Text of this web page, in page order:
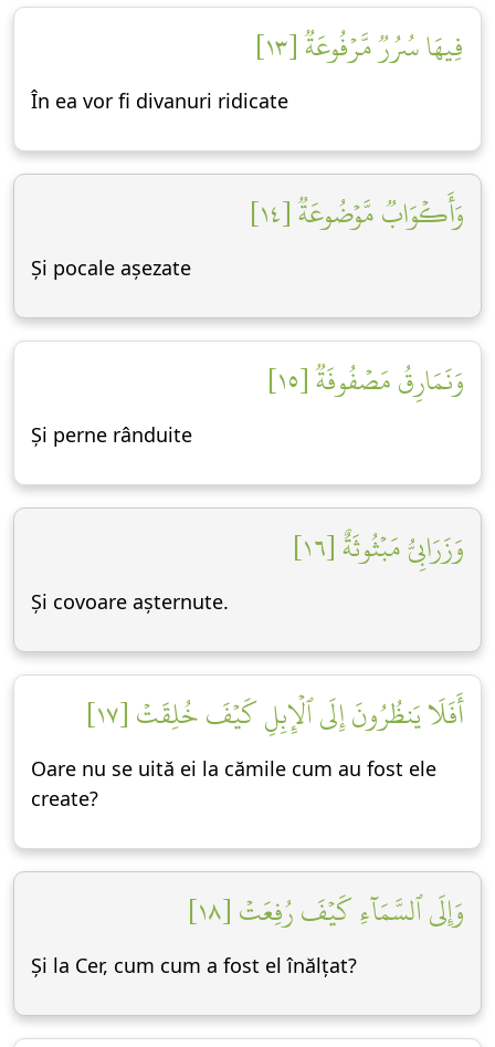
فِيهَا سُرُرٞ مَّرۡفُوعَةٞ [١٣]
În ea vor fi divanuri ridicate
وَأَكۡوَابٞ مَّوۡضُوعَةٞ [١٤]
Și pocale așezate
وَنَمَارِقُ مَصۡفُوفَةٞ [١٥]
Și perne rânduite
وَزَرَابِيُّ مَبۡثُوثَةٌ [١٦]
Și covoare așternute.
أَفَلَا يَنظُرُونَ إِلَى ٱلۡإِبِلِ كَيۡفَ خُلِقَتۡ [١٧]
Oare nu se uită ei la cămile cum au fost ele
create?
وَإِلَى ٱلسَّمَآءِ كَيۡفَ رُفِعَتۡ [١٨]
Și la Cer, cum cum a fost el înălțat?